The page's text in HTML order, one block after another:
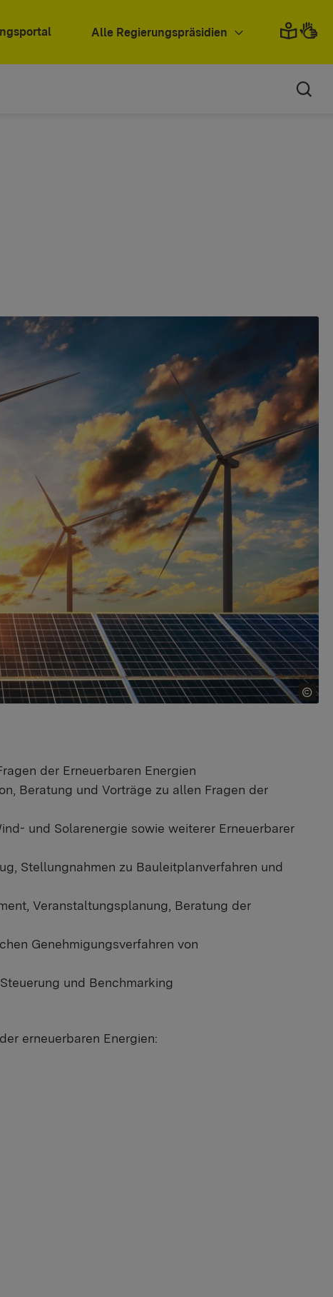
Alle Regierungspräsidien
der Erneuerbaren Energien
Beratung und Vorträge zu allen Fragen der
und Solarenergie sowie weiterer Erneuerbarer
Stellungnahmen zu Bauleitplanverfahren und
Veranstaltungsplanung, Beratung der
Genehmigungsverfahren von
und Benchmarking
erneuerbaren Energien: